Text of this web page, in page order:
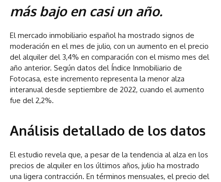
más bajo en casi un año.
El mercado inmobiliario español ha mostrado signos de
moderación en el mes de julio, con un aumento en el precio
del alquiler del 3,4% en comparación con el mismo mes del
año anterior. Según datos del Índice Inmobiliario de
Fotocasa, este incremento representa la menor alza
interanual desde septiembre de 2022, cuando el aumento
fue del 2,2%.
Análisis detallado de los datos
El estudio revela que, a pesar de la tendencia al alza en los
precios de alquiler en los últimos años, julio ha mostrado
una ligera contracción. En términos mensuales, el precio del